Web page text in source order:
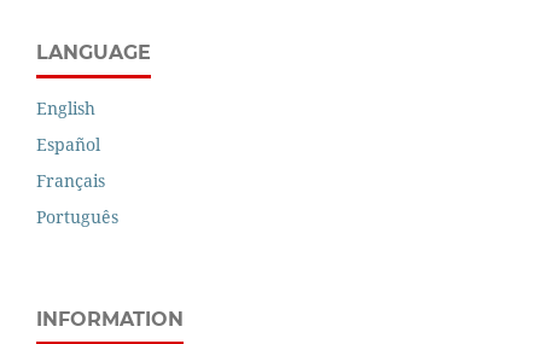
LANGUAGE
English
Español
Français
Português
INFORMATION